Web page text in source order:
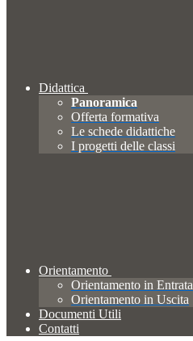
Didattica
Panoramica
Offerta formativa
Le schede didattiche
I progetti delle classi
Orientamento
Orientamento in Entrata
Orientamento in Uscita
Documenti Utili
Contatti